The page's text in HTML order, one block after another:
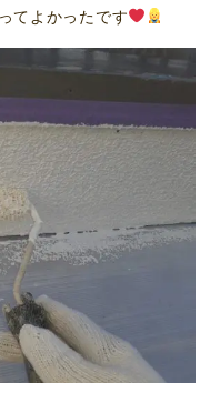
てよかったです